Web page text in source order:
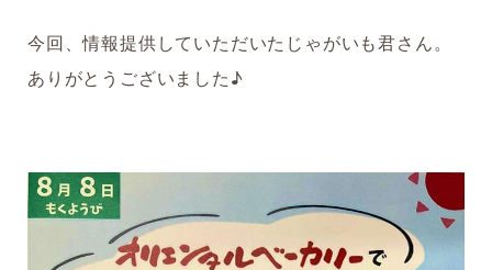
今回、情報提供していただいたじゃがいも君さん。
ありがとうございました♪